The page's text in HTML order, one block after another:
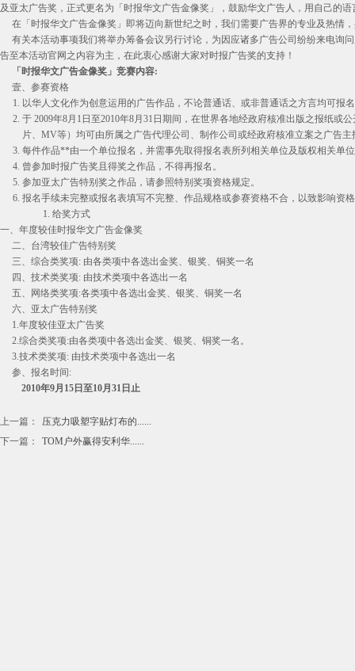
及亚太广告奖，正式更名为「时报华文广告金像奖」，鼓励华文广告人，用自己的
在「时报华文广告金像奖」即将迈向新世纪之时，我们需要广告界的专业及热情
有关本活动事项我们将举办筹备会议另行讨论，为因应诸多广告公司纷纷来电询
告至本活动官网之内容为主，在此衷心感谢大家对时报广告奖的支持！
「时报华文广告金像奖」 竞赛内容:
壹、参赛资格
以华人文化作为创意运用的广告作品，不论普通话、或非普通话之方言均可报
于 2009年8月1日至2010年8月31日期间，在世界各地经政府核准出版之报纸
片、MV等）均可由所属之广告代理公司、制作公司或经政府核准立案之广告主
每件作品**由一个单位报名，并需事先取得报名表所列相关单位及版权相关单
曾参加时报广告奖且得奖之作品，不得再报名。
参加亚太广告特别奖之作品，请参照特别奖项资格规定。
报名手续未完整或报名表填写不完整、作品规格或参赛资格不合，以致影响资
给奖方式
一、年度较佳时报华文广告金像奖
二、台湾较佳广告特别奖
三、综合类奖项: 由各类项中各选出金奖、银奖、铜奖一名
四、技术类奖项: 由技术类项中各选出一名
五、网络类奖项:各类项中各选出金奖、银奖、铜奖一名
六、亚太广告特别奖
1.年度较佳亚太广告奖
2.综合类奖项:由各类项中各选出金奖、银奖、铜奖一名。
3.技术类奖项: 由技术类项中各选出一名
参、报名时间:
2010年9月15日至10月31日止
上一篇：
压克力吸塑字贴灯布的......
下一篇：
TOM户外赢得安利华......